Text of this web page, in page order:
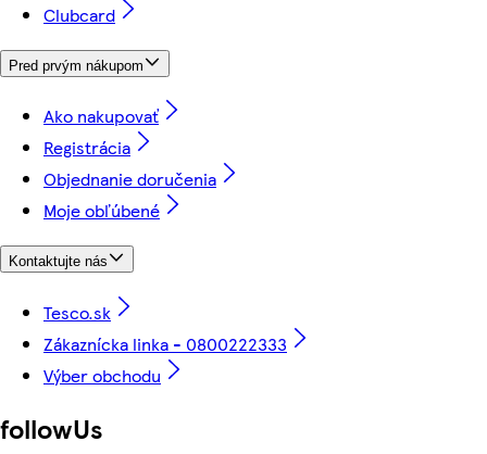
Clubcard
Pred prvým nákupom
Ako nakupovať
Registrácia
Objednanie doručenia
Moje obľúbené
Kontaktujte nás
Tesco.sk
Zákaznícka linka - 0800222333
Výber obchodu
followUs